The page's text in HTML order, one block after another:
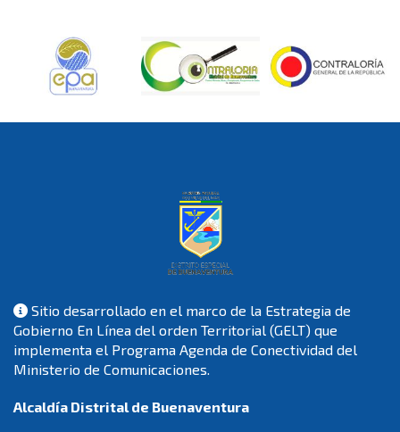
Sitio desarrollado en el marco de la Estrategia de
Gobierno En Línea del orden Territorial (GELT) que
implementa el Programa Agenda de Conectividad del
Ministerio de Comunicaciones.
Alcaldía Distrital de Buenaventura